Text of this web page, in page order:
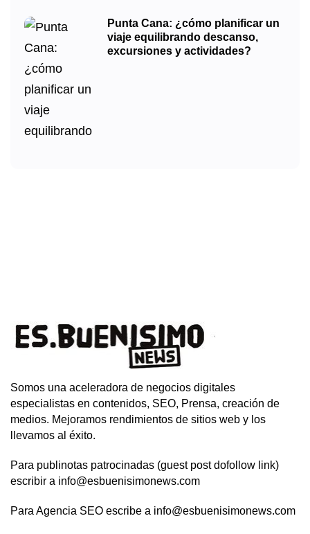
Punta Cana: ¿cómo planificar un
viaje equilibrando descanso,
excursiones y actividades?
Somos una aceleradora de negocios digitales
especialistas en contenidos, SEO, Prensa, creación de
medios. Mejoramos rendimientos de sitios web y los
llevamos al éxito.
Para publinotas patrocinadas (guest post dofollow link)
escribir a info@esbuenisimonews.com
Para Agencia SEO escribe a info@esbuenisimonews.com